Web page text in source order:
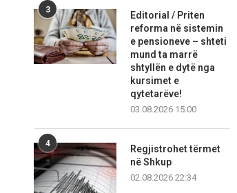
3
Editorial / Priten
reforma në sistemin
e pensioneve – shteti
mund ta marrë
shtyllën e dytë nga
kursimet e
qytetarëve!
03.08.2026 15:00
4
Regjistrohet tërmet
në Shkup
02.08.2026 22:34